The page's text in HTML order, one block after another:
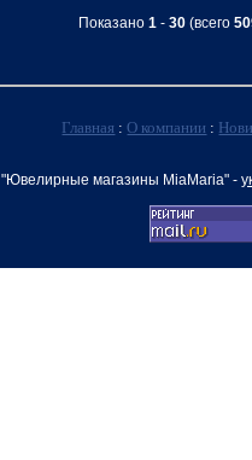
Показано 1 - 30 (всего
Главная :О компании :
"Ювелирные магазины MiaMaria" -